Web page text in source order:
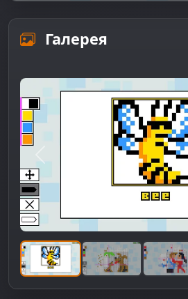
Галерея
Предыдущее изображение